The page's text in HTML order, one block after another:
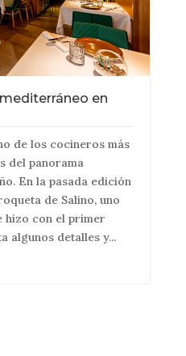
en
de los cocineros más
del panorama
En la pasada edición
de Salino, uno
hizo con el primer
algunos detalles y...